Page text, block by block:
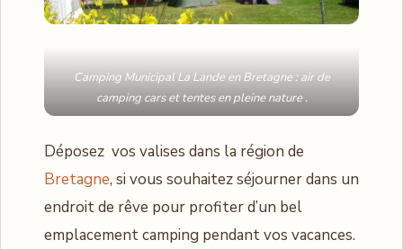
Camping Municipal La Lande en Bretagne : air de
camping cars et tentes en pleine nature .
Déposez vos valises dans la région de
Bretagne, si vous souhaitez séjourner dans un
endroit de rêve pour profiter d’un bel
emplacement camping pendant vos vacances.